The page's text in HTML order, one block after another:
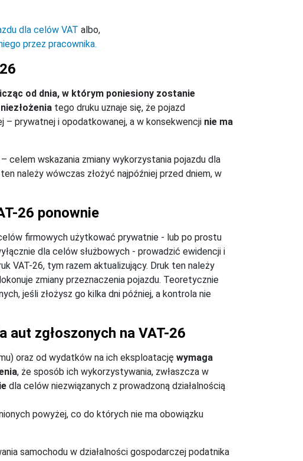
dla celów VAT albo,
przez pracownika.
od dnia, w którym poniesiony zostanie
tego druku uznaje się, że pojazd
– prywatnej i opodatkowanej, a w konsekwencji nie ma
celem wskazania zmiany wykorzystania pojazdu dla
należy wówczas złożyć najpóźniej przed dniem, w
26 ponownie
firmowych użytkować prywatnie - lub po prostu
dla celów służbowych - prowadzić ewidencji i
VAT-26, tym razem aktualizujący. Druk ten należy
zmiany przeznaczenia pojazdu. Teoretycznie
jeśli złożysz go kilka dni później, a kontrola nie
zgłoszonych na VAT-26
oraz od wydatków na ich eksploatację wymaga
, że sposób ich wykorzystywania, zwłaszcza w
dla celów niezwiązanych z prowadzoną działalnością
powyżej, co do których nie ma obowiązku
samochodu w działalności gospodarczej podatnika